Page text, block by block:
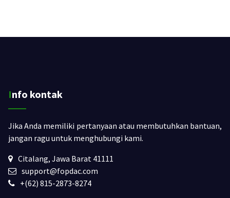
Info kontak
Jika Anda memiliki pertanyaan atau membutuhkan bantuan,
jangan ragu untuk menghubungi kami.
Citalang, Jawa Barat 41111
support@fopdac.com
+(62) 815-2873-8274